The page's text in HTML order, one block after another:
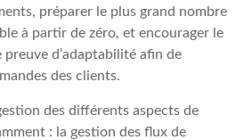
préparer le plus grand nombre
à partir de zéro, et encourager le
preuve d’adaptabilité afin de
des clients.
des différents aspects de
: la gestion des flux de